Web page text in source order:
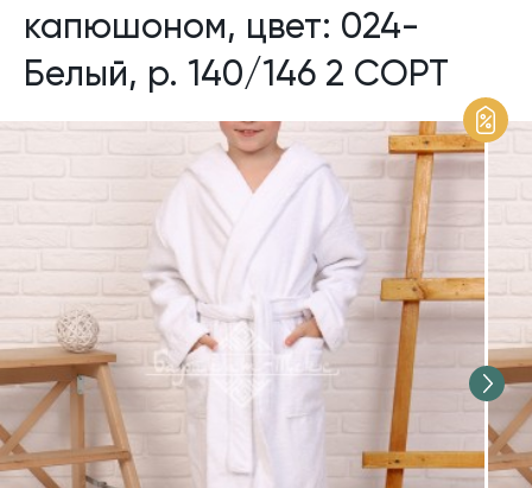
капюшоном, цвет: 024-
Белый, р. 140/146 2 СОРТ